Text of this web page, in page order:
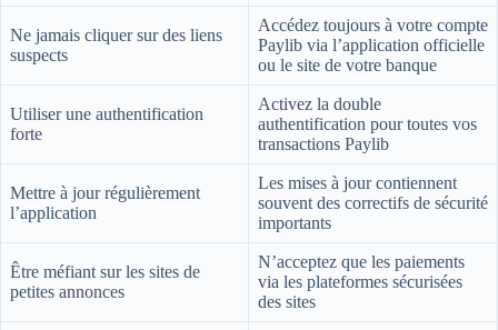
Ne jamais cliquer sur des liens
suspects
Accédez toujours à votre compte
Paylib via l’application officielle
ou le site de votre banque
Utiliser une authentification
forte
Activez la double
authentification pour toutes vos
transactions Paylib
Mettre à jour régulièrement
l’application
Les mises à jour contiennent
souvent des correctifs de sécurité
importants
Être méfiant sur les sites de
petites annonces
N’acceptez que les paiements
via les plateformes sécurisées
des sites